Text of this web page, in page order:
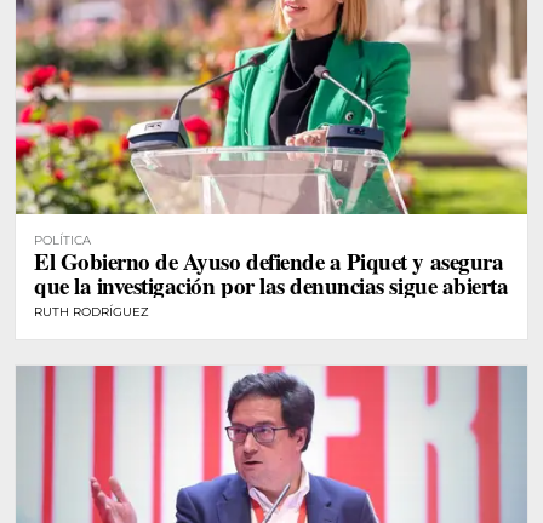
POLÍTICA
El Gobierno de Ayuso defiende a Piquet y asegura
que la investigación por las denuncias sigue abierta
RUTH RODRÍGUEZ